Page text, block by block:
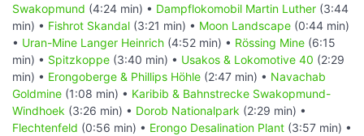
Swakopmund (4:24 min) • Dampflokomobil Martin Luther (3:44
min) • Fishrot Skandal (3:21 min) • Moon Landscape (0:44 min)
• Uran-Mine Langer Heinrich (4:52 min) • Rössing Mine (6:15
min) • Spitzkoppe (3:40 min) • Usakos & Lokomotive 40 (2:29
min) • Erongoberge & Phillips Höhle (2:47 min) • Navachab
Goldmine (1:08 min) • Karibib & Bahnstrecke Swakopmund-
Windhoek (3:26 min) • Dorob Nationalpark (2:29 min) •
Flechtenfeld (0:56 min) • Erongo Desalination Plant (3:57 min) •